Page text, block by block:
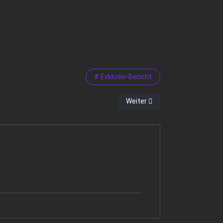
# Exklusiv-Bericht
Nächster Beitrag: FC Dürens
Weiter